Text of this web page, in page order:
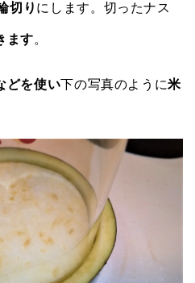
切り にします。切ったナス
ます。
どを使い下の写真のように米